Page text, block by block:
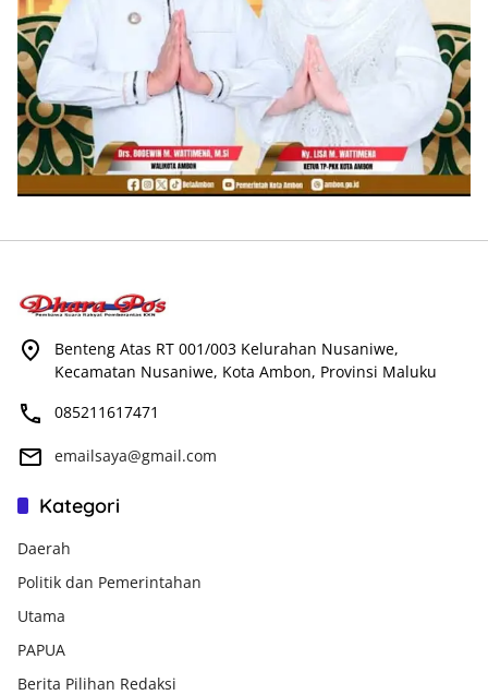
Benteng Atas RT 001/003 Kelurahan Nusaniwe,
Kecamatan Nusaniwe, Kota Ambon, Provinsi Maluku
085211617471
emailsaya@gmail.com
Kategori
Daerah
Politik dan Pemerintahan
Utama
PAPUA
Berita Pilihan Redaksi